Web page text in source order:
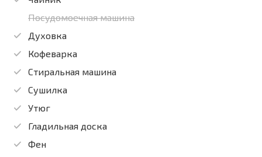
Посудомоечная машина
Духовка
Кофеварка
Стиральная машина
Сушилка
Утюг
Гладильная доска
Фен